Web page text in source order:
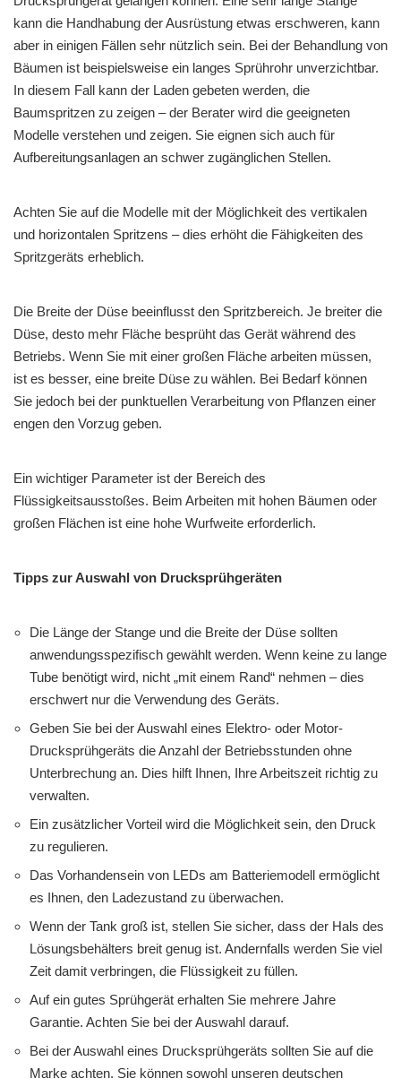
kann die Handhabung der Ausrüstung etwas erschweren, kann
aber in einigen Fällen sehr nützlich sein. Bei der Behandlung von
Bäumen ist beispielsweise ein langes Sprührohr unverzichtbar.
In diesem Fall kann der Laden gebeten werden, die
Baumspritzen zu zeigen – der Berater wird die geeigneten
Modelle verstehen und zeigen. Sie eignen sich auch für
Aufbereitungsanlagen an schwer zugänglichen Stellen.
Achten Sie auf die Modelle mit der Möglichkeit des vertikalen
und horizontalen Spritzens – dies erhöht die Fähigkeiten des
Spritzgeräts erheblich.
Die Breite der Düse beeinflusst den Spritzbereich. Je breiter die
Düse, desto mehr Fläche besprüht das Gerät während des
Betriebs. Wenn Sie mit einer großen Fläche arbeiten müssen,
ist es besser, eine breite Düse zu wählen. Bei Bedarf können
Sie jedoch bei der punktuellen Verarbeitung von Pflanzen einer
engen den Vorzug geben.
Ein wichtiger Parameter ist der Bereich des
Flüssigkeitsausstoßes. Beim Arbeiten mit hohen Bäumen oder
großen Flächen ist eine hohe Wurfweite erforderlich.
Tipps zur Auswahl von Drucksprühgeräten
Die Länge der Stange und die Breite der Düse sollten
anwendungsspezifisch gewählt werden. Wenn keine zu lange
Tube benötigt wird, nicht „mit einem Rand“ nehmen – dies
erschwert nur die Verwendung des Geräts.
Geben Sie bei der Auswahl eines Elektro- oder Motor-
Drucksprühgeräts die Anzahl der Betriebsstunden ohne
Unterbrechung an. Dies hilft Ihnen, Ihre Arbeitszeit richtig zu
verwalten.
Ein zusätzlicher Vorteil wird die Möglichkeit sein, den Druck
zu regulieren.
Das Vorhandensein von LEDs am Batteriemodell ermöglicht
es Ihnen, den Ladezustand zu überwachen.
Wenn der Tank groß ist, stellen Sie sicher, dass der Hals des
Lösungsbehälters breit genug ist. Andernfalls werden Sie viel
Zeit damit verbringen, die Flüssigkeit zu füllen.
Auf ein gutes Sprühgerät erhalten Sie mehrere Jahre
Garantie. Achten Sie bei der Auswahl darauf.
Bei der Auswahl eines Drucksprühgeräts sollten Sie auf die
Marke achten. Sie können sowohl unseren deutschen